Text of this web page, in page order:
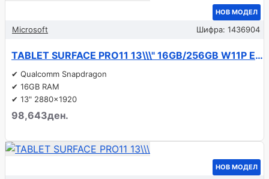
НОВ МОДЕЛ
Microsoft Шифра: 1436904
TABLET SURFACE PRO11 13\\\" 16GB/256GB W11P EP2-08392 MICROSOFT
✔ Qualcomm Snapdragon
✔ 16GB RAM
✔ 13" 2880x1920
98,643ден.
НОВ МОДЕЛ